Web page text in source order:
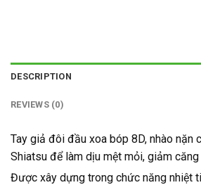
DESCRIPTION
REVIEWS (0)
Tay giả đôi đầu xoa bóp 8D, nhào nặn
Shiatsu để làm dịu mệt mỏi, giảm căng
Được xây dựng trong chức năng nhiệt